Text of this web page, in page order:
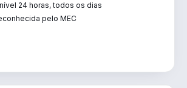
24 horas, todos os dias
pelo MEC